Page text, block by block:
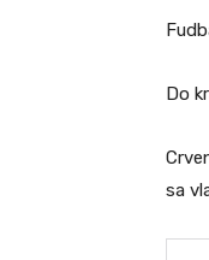
Do
sa